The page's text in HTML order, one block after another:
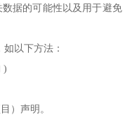
据的可能性以及用于避免
以下方法：
)
）声明。